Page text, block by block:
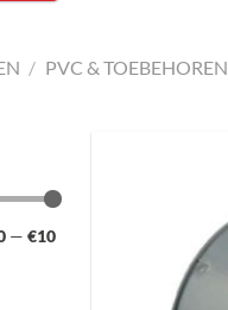
/ PVC & TOEBEHOREN
— €10